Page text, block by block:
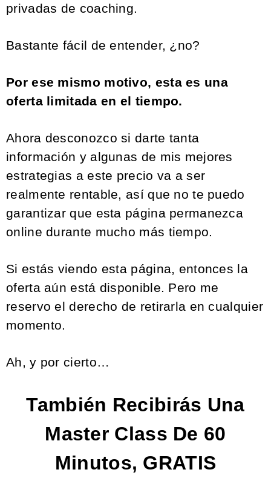
privadas de coaching.
Bastante fácil de entender, ¿no?
Por ese mismo motivo, esta es una
oferta limitada en el tiempo.
Ahora desconozco si darte tanta
información y algunas de mis mejores
estrategias a este precio va a ser
realmente rentable, así que no te puedo
garantizar que esta página permanezca
online durante mucho más tiempo.
Si estás viendo esta página, entonces la
oferta aún está disponible. Pero me
reservo el derecho de retirarla en cualquier
momento.
Ah, y por cierto…
También Recibirás Una
Master Class De 60
Minutos, GRATIS